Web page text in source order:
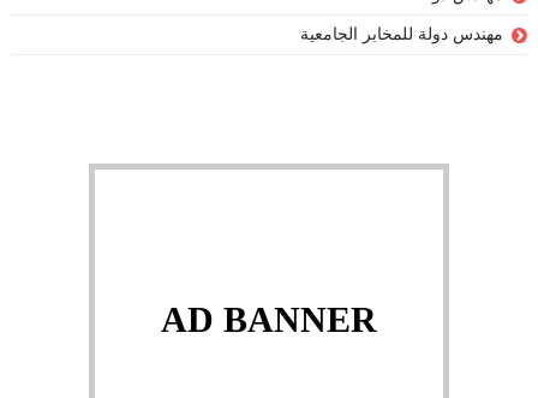
مهندس دولة للمخابر الجامعية
AD BANNER